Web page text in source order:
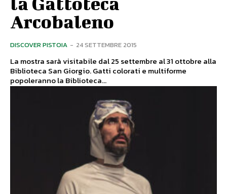
Arcobaleno
DISCOVER PISTOIA - 24 SETTEMBRE 2015
La mostra sarà visitabile dal 25 settembre al 31 ottobre alla
Biblioteca San Giorgio. Gatti colorati e multiforme
popoleranno la Biblioteca...